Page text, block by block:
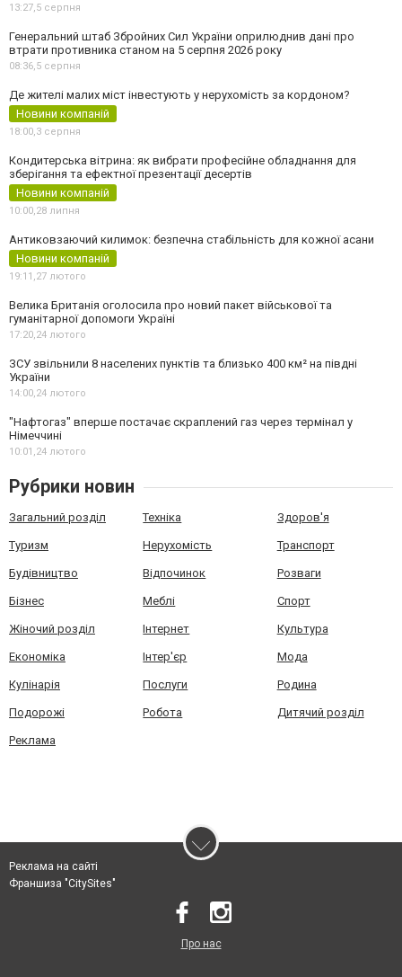
13:27,5 серпня
Генеральний штаб Збройних Сил України оприлюднив дані про
втрати противника станом на 5 серпня 2026 року
08:36,5 серпня
Де жителі малих міст інвестують у нерухомість за кордоном?
Новини компаній
18:00,3 серпня
Кондитерська вітрина: як вибрати професійне обладнання для
зберігання та ефектної презентації десертів
Новини компаній
10:00,28 липня
Антиковзаючий килимок: безпечна стабільність для кожної асани
Новини компаній
19:11,27 лютого
Велика Британія оголосила про новий пакет військової та
гуманітарної допомоги Україні
17:20,24 лютого
ЗСУ звільнили 8 населених пунктів та близько 400 км² на півдні
України
14:00,24 лютого
"Нафтогаз" вперше постачає скраплений газ через термінал у
Німеччині
10:01,24 лютого
Рубрики новин
Загальний розділ Техніка Здоров'я
Туризм Нерухомість Транспорт
Будівництво Відпочинок Розваги
Бізнес Меблі Спорт
Жіночий розділ Інтернет Культура
Економіка Інтер'єр Мода
Кулінарія Послуги Родина
Подорожі Робота Дитячий розділ
Реклама
Реклама на сайті
Франшиза "CitySites"
Про нас